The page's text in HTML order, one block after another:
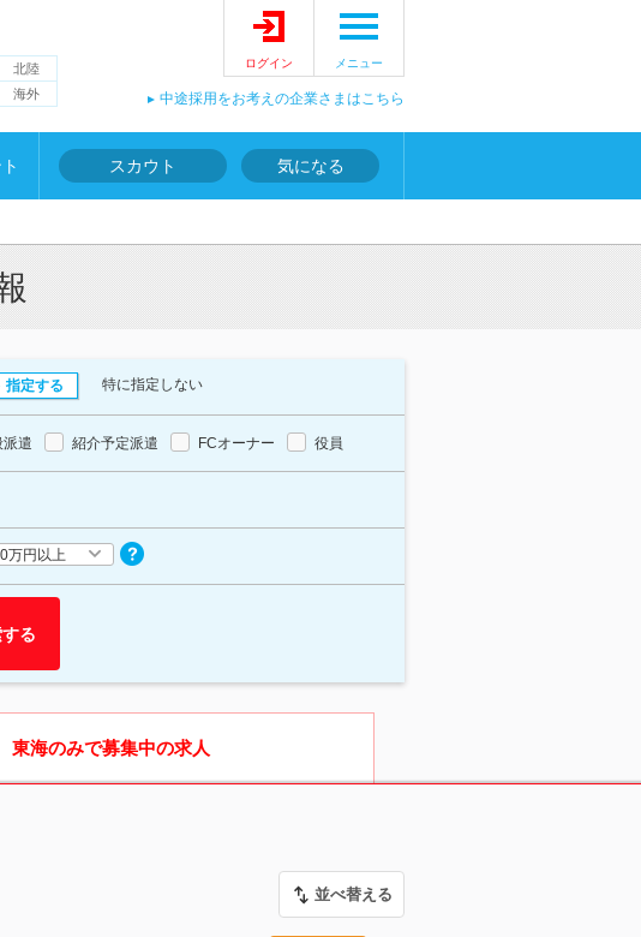
北陸
海外
ログイン メニュー
中途採用をお考えの企業さまはこちら
スカウト 気になる
指定する 特に指定しない
派遣 紹介予定派遣 FCオーナー 役員
万円以上
る
東海のみで募集中の求人
並べ替える